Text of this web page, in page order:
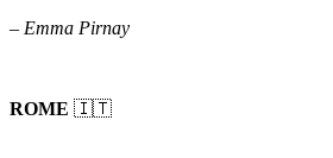
– Emma Pirnay
ROME 🇮🇹